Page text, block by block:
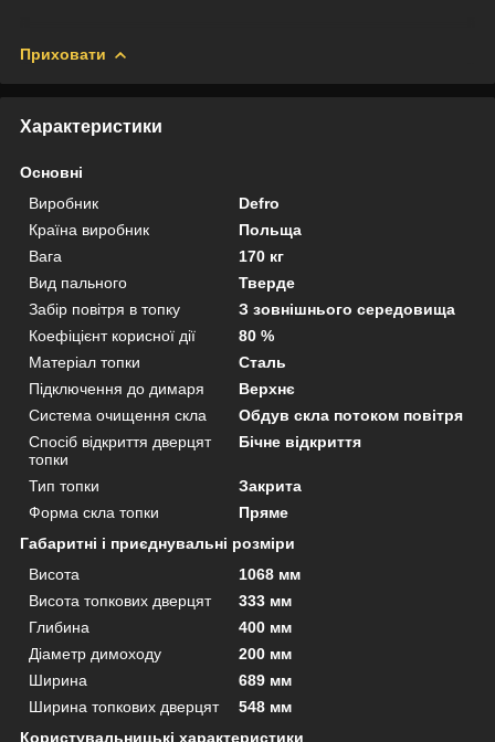
Приховати
Характеристики
Основні
Виробник
Defro
Країна виробник
Польща
Вага
170 кг
Вид пального
Тверде
Забір повітря в топку
З зовнішнього середовища
Коефіцієнт корисної дії
80 %
Матеріал топки
Сталь
Підключення до димаря
Верхнє
Система очищення скла
Обдув скла потоком повітря
Спосіб відкриття дверцят
топки
Бічне відкриття
Тип топки
Закрита
Форма скла топки
Пряме
Габаритні і приєднувальні розміри
Висота
1068 мм
Висота топкових дверцят
333 мм
Глибина
400 мм
Діаметр димоходу
200 мм
Ширина
689 мм
Ширина топкових дверцят
548 мм
Користувальницькі характеристики